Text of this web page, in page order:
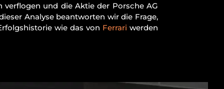
und die Aktie der Porsche AG
Analyse beantworten wir die Frage,
wie das von Ferrari werden